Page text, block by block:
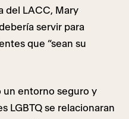
del LACC, Mary
servir para
que “sean su
un entorno seguro y
LGBTQ se relacionaran